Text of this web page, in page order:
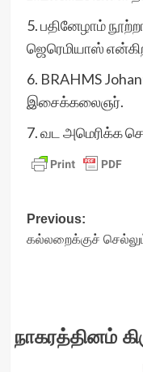
5. பதினேழாம்
ஜெரெமியாஸ்
6. BRAHMS
இசைக்கலைஞர்.
7. வட அமெரிக்க
Post
Previous:
கல்லறைக்குச்
நாகரத்தினம்